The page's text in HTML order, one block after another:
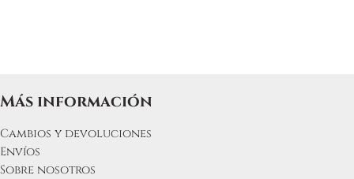
Más información
Cambios y devoluciones
Envíos
Sobre nosotros